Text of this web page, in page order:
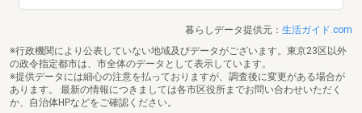
暮らしデータ提供元： 生活ガイド.com
※行政機関により公表していない地域及びデータがございます。東京23区以外
の政令指定都市は、市全体のデータとして表示しています。
※提供データには細心の注意を払っておりますが、調査後に変更がある場合が
あります。 最新の情報につきましては各市区役所までお問い合わせいただく
か、自治体HPなどをご確認ください。